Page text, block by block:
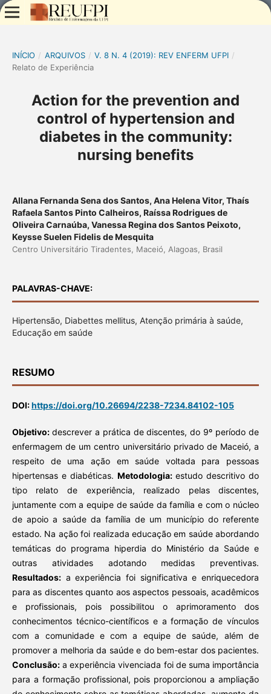
INÍCIO / ARQUIVOS / V. 8 N. 4 (2019): REV ENFERM UFPI /
Relato de Experiência
Action for the prevention and
control of hypertension and
diabetes in the community:
nursing benefits
Allana Fernanda Sena dos Santos, Ana Helena Vitor, Thaís
Rafaela Santos Pinto Calheiros, Raíssa Rodrigues de
Oliveira Carnaúba, Vanessa Regina dos Santos Peixoto,
Keysse Suelen Fidelis de Mesquita
Centro Universitário Tiradentes, Maceió, Alagoas, Brasil
PALAVRAS-CHAVE:
Hipertensão, Diabettes mellitus, Atenção primária à saúde,
Educação em saúde
RESUMO
DOI:https://doi.org/10.26694/2238-7234.84102-105
Objetivo: descrever a prática de discentes, do 9º período de
enfermagem de um centro universitário privado de Maceió, a
respeito de uma ação em saúde voltada para pessoas
hipertensas e diabéticas. Metodologia:estudo descritivo do
tipo relato de experiência, realizado pelas discentes,
juntamente com a equipe de saúde da família e com o núcleo
de apoio a saúde da família de um município do referente
estado. Na ação foi realizada educação em saúde abordando
temáticas do programa hiperdia do Ministério da Saúde e
outras atividades adotando medidas preventivas.
Resultados:a experiência foi significativa e enriquecedora
para as discentes quanto aos aspectos pessoais, acadêmicos
e profissionais, pois possibilitou o aprimoramento dos
conhecimentos técnico-científicos e a formação de vínculos
com a comunidade e com a equipe de saúde, além de
promover a melhoria da saúde e do bem-estar dos pacientes.
Conclusão:a experiência vivenciada foi de suma importância
para a formação profissional, pois proporcionou a ampliação